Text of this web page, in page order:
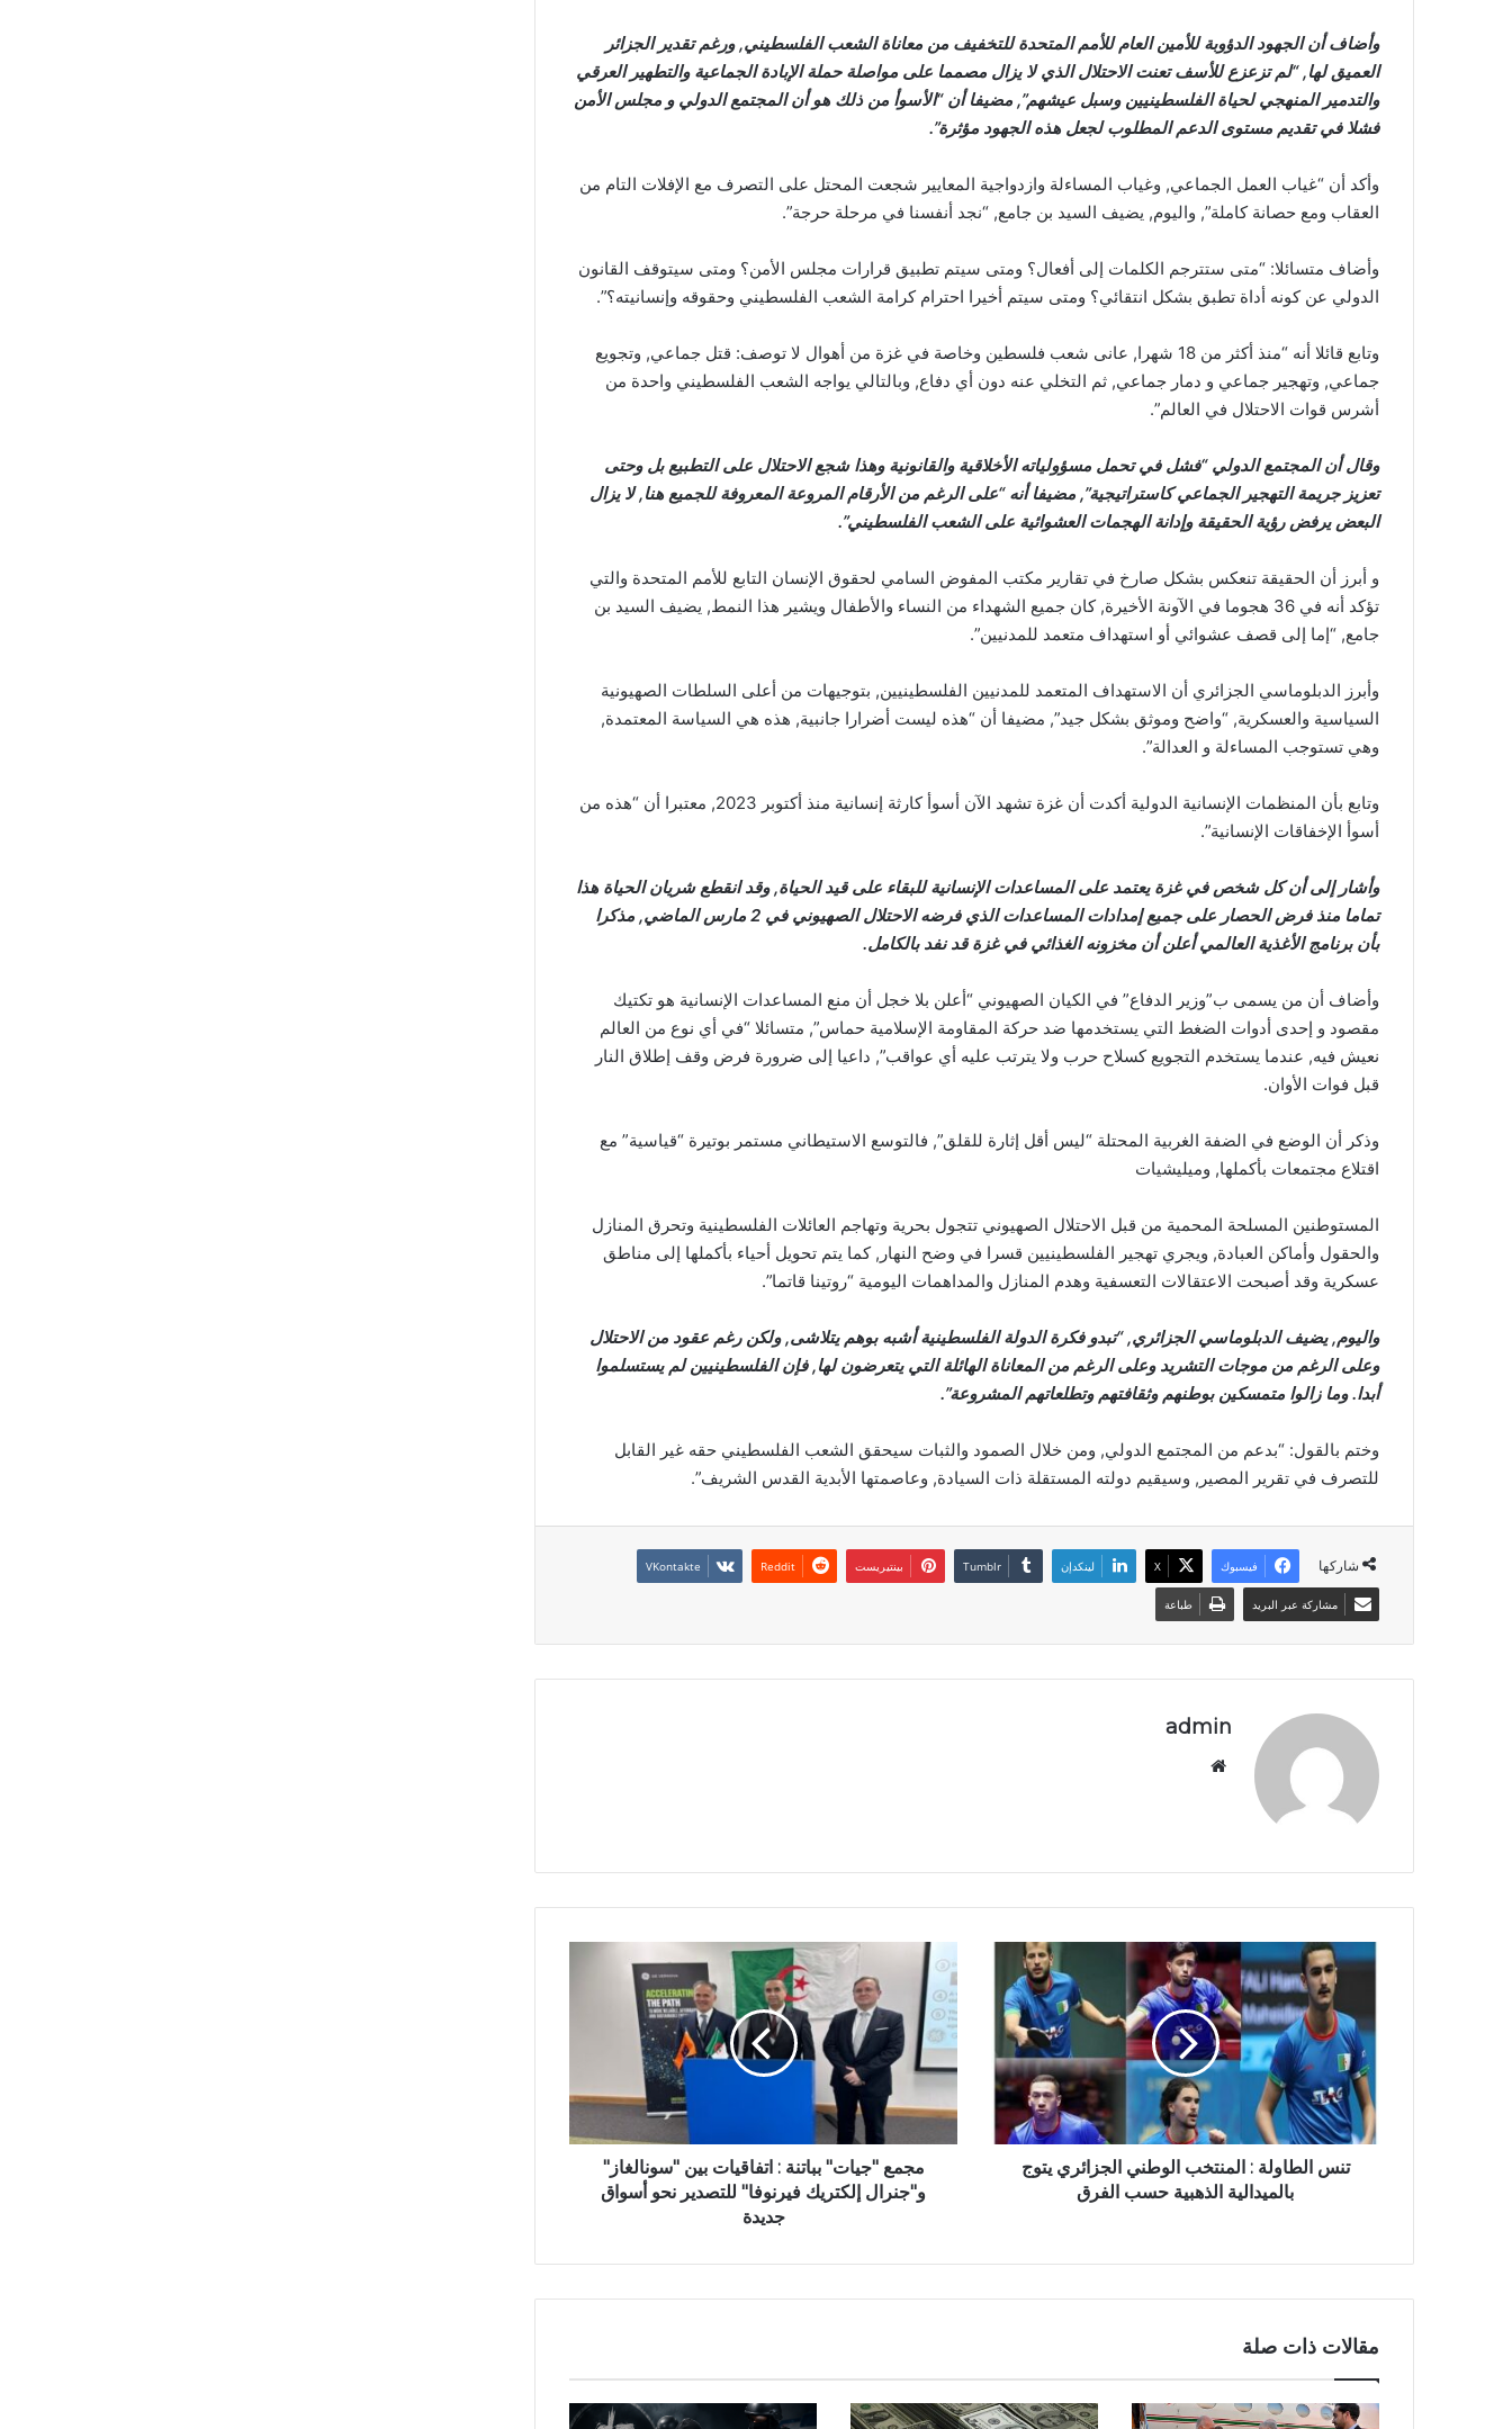
وأضاف أن الجهود الدؤوبة للأمين العام للأمم المتحدة للتخفيف من معاناة الشعب الفلسطيني, ورغم تقدير الجزائر
العميق لها, “لم تزعزع للأسف تعنت الاحتلال الذي لا يزال مصمما على مواصلة حملة الإبادة الجماعية والتطهير العرقي
والتدمير المنهجي لحياة الفلسطينيين وسبل عيشهم”, مضيفا أن “الأسوأ من ذلك هو أن المجتمع الدولي و مجلس الأمن
فشلا في تقديم مستوى الدعم المطلوب لجعل هذه الجهود مؤثرة”.
وأكد أن “غياب العمل الجماعي, وغياب المساءلة وازدواجية المعايير شجعت المحتل على التصرف مع الإفلات التام من
العقاب ومع حصانة كاملة”, واليوم, يضيف السيد بن جامع, “نجد أنفسنا في مرحلة حرجة”.
وأضاف متسائلا: “متى ستترجم الكلمات إلى أفعال؟ ومتى سيتم تطبيق قرارات مجلس الأمن؟ ومتى سيتوقف القانون
الدولي عن كونه أداة تطبق بشكل انتقائي؟ ومتى سيتم أخيرا احترام كرامة الشعب الفلسطيني وحقوقه وإنسانيته؟”.
وتابع قائلا أنه “منذ أكثر من 18 شهرا, عانى شعب فلسطين وخاصة في غزة من أهوال لا توصف: قتل جماعي, وتجويع
جماعي, وتهجير جماعي و دمار جماعي, ثم التخلي عنه دون أي دفاع, وبالتالي يواجه الشعب الفلسطيني واحدة من
أشرس قوات الاحتلال في العالم”.
وقال أن المجتمع الدولي “فشل في تحمل مسؤولياته الأخلاقية والقانونية وهذا شجع الاحتلال على التطبيع بل وحتى
تعزيز جريمة التهجير الجماعي كاستراتيجية”, مضيفا أنه “على الرغم من الأرقام المروعة المعروفة للجميع هنا, لا يزال
البعض يرفض رؤية الحقيقة وإدانة الهجمات العشوائية على الشعب الفلسطيني”.
و أبرز أن الحقيقة تنعكس بشكل صارخ في تقارير مكتب المفوض السامي لحقوق الإنسان التابع للأمم المتحدة والتي
تؤكد أنه في 36 هجوما في الآونة الأخيرة, كان جميع الشهداء من النساء والأطفال ويشير هذا النمط, يضيف السيد بن
جامع, “إما إلى قصف عشوائي أو استهداف متعمد للمدنيين”.
وأبرز الدبلوماسي الجزائري أن الاستهداف المتعمد للمدنيين الفلسطينيين, بتوجيهات من أعلى السلطات الصهيونية
السياسية والعسكرية, “واضح وموثق بشكل جيد”, مضيفا أن “هذه ليست أضرارا جانبية, هذه هي السياسة المعتمدة,
وهي تستوجب المساءلة و العدالة”.
وتابع بأن المنظمات الإنسانية الدولية أكدت أن غزة تشهد الآن أسوأ كارثة إنسانية منذ أكتوبر 2023, معتبرا أن “هذه من
أسوأ الإخفاقات الإنسانية”.
وأشار إلى أن كل شخص في غزة يعتمد على المساعدات الإنسانية للبقاء على قيد الحياة, وقد انقطع شريان الحياة هذا
تماما منذ فرض الحصار على جميع إمدادات المساعدات الذي فرضه الاحتلال الصهيوني في 2 مارس الماضي, مذكرا
بأن برنامج الأغذية العالمي أعلن أن مخزونه الغذائي في غزة قد نفد بالكامل.
وأضاف أن من يسمى ب”وزير الدفاع” في الكيان الصهيوني “أعلن بلا خجل أن منع المساعدات الإنسانية هو تكتيك
مقصود و إحدى أدوات الضغط التي يستخدمها ضد حركة المقاومة الإسلامية حماس”, متسائلا “في أي نوع من العالم
نعيش فيه, عندما يستخدم التجويع كسلاح حرب ولا يترتب عليه أي عواقب”, داعيا إلى ضرورة فرض وقف إطلاق النار
قبل فوات الأوان.
وذكر أن الوضع في الضفة الغربية المحتلة “ليس أقل إثارة للقلق”, فالتوسع الاستيطاني مستمر بوتيرة “قياسية” مع
اقتلاع مجتمعات بأكملها, وميليشيات
المستوطنين المسلحة المحمية من قبل الاحتلال الصهيوني تتجول بحرية وتهاجم العائلات الفلسطينية وتحرق المنازل
والحقول وأماكن العبادة, ويجري تهجير الفلسطينيين قسرا في وضح النهار, كما يتم تحويل أحياء بأكملها إلى مناطق
عسكرية وقد أصبحت الاعتقالات التعسفية وهدم المنازل والمداهمات اليومية “روتينا قاتما”.
واليوم, يضيف الدبلوماسي الجزائري, “تبدو فكرة الدولة الفلسطينية أشبه بوهم يتلاشى, ولكن رغم عقود من الاحتلال
وعلى الرغم من موجات التشريد وعلى الرغم من المعاناة الهائلة التي يتعرضون لها, فإن الفلسطينيين لم يستسلموا
أبدا. وما زالوا متمسكين بوطنهم وثقافتهم وتطلعاتهم المشروعة”.
وختم بالقول: “بدعم من المجتمع الدولي, ومن خلال الصمود والثبات سيحقق الشعب الفلسطيني حقه غير القابل
للتصرف في تقرير المصير, وسيقيم دولته المستقلة ذات السيادة, وعاصمتها الأبدية القدس الشريف”.
شاركها فيسبوك ‫X لينكدإن بينتيريست
مشاركة عبر البريد طباعة
admin
ط
و
ل
م
ب
ا
ل
تنس الطاولة : المنتخب الوطني الجزائري يتوج
بالميدالية الذهبية حسب الفرق
ج
م
ع
"
ج
ا
ت
ت
ت
ف
مجمع "جيات" بباتنة : اتفاقيات بين "سونالغاز"
و"جنرال إلكتريك فيرنوفا" للتصدير نحو أسواق
جديدة
مقالات ذات صلة